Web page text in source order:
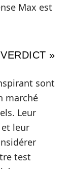
Max est
»
sont
marché
Leur
leur
test